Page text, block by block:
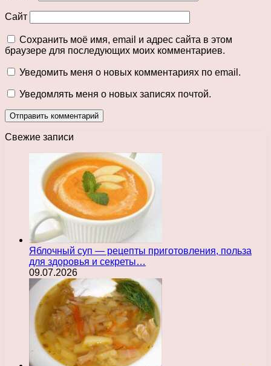
Сайт
Сохранить моё имя, email и адрес сайта в этом
браузере для последующих моих комментариев.
Уведомить меня о новых комментариях по email.
Уведомлять меня о новых записях почтой.
Свежие записи
Яблочный суп — рецепты приготовления, польза
для здоровья и секреты…
09.07.2026